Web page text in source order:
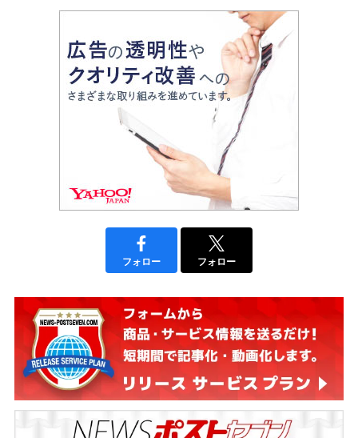
フォロー フォロー